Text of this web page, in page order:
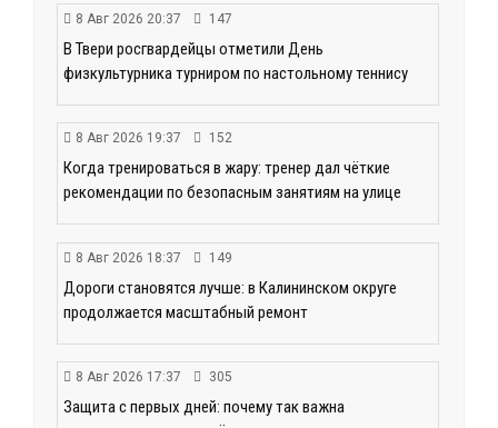
8 Авг 2026 20:37 147
В Твери росгвардейцы отметили День
физкультурника турниром по настольному теннису
8 Авг 2026 19:37 152
Когда тренироваться в жару: тренер дал чёткие
рекомендации по безопасным занятиям на улице
8 Авг 2026 18:37 149
Дороги становятся лучше: в Калининском округе
продолжается масштабный ремонт
8 Авг 2026 17:37 305
Защита с первых дней: почему так важна